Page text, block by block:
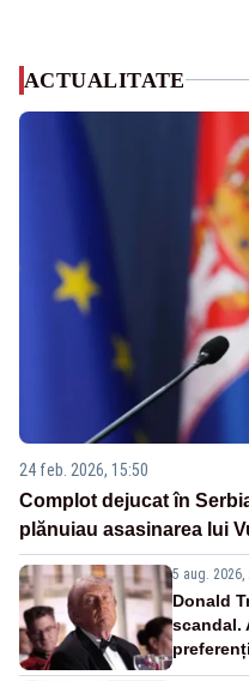
ACTUALITATE
24 feb. 2026, 15:50
Complot dejucat în
plănuiau asasinarea lui
5 aug. 2026,
Donald
scandal.